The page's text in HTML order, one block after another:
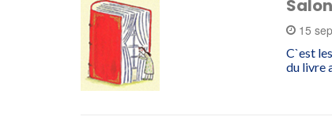
15
C`est
du livre